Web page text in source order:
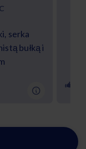
serka
bułką i